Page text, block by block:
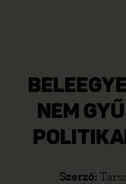
NEM
Szerző: